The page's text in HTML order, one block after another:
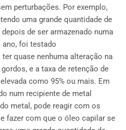
perturbações. Por exemplo,
uma grande quantidade de
de ser armazenado numa
ano, foi testado
quase nenhuma alteração na
e a taxa de retenção de
como 95% ou mais. Em
num recipiente de metal
metal, pode reagir com os
fazer com que o óleo capilar se